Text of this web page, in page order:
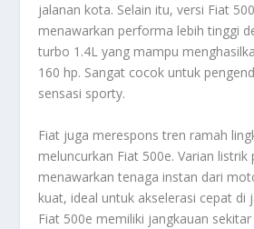
jalanan kota. Selain itu, versi Fiat
menawarkan performa lebih tinggi
turbo 1.4L yang mampu
160 hp. Sangat cocok untuk
sensasi sporty.
Fiat juga merespons tren ramah
meluncurkan Fiat 500e. Varian listrik
menawarkan tenaga instan dari
kuat, ideal untuk akselerasi cepat di
Fiat 500e memiliki jangkauan